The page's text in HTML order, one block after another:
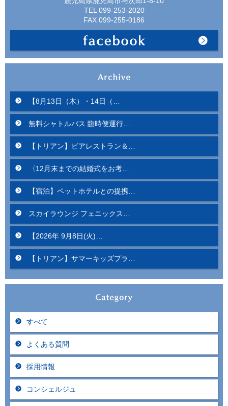
TEL 099-253-2020
FAX 099-255-0186
【8月13日（木）・14日（…
無料シャトルバス 臨時便運行…
【トリアン】ビアレストラン＆…
〈12月末までの結婚式をお考…
【宿泊】ペットホテルとの提携…
スカイラウンジ フェニックス…
【2026年 9月8日(火)…
【トリアン】サマーキッズプラ…
すべて
よくある質問
採用情報
コンシェルジュ